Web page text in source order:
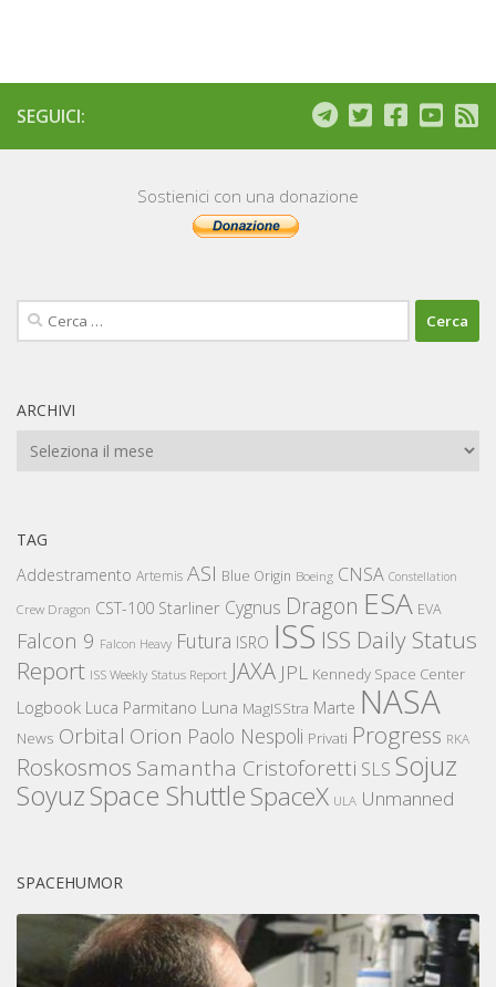
SEGUICI:
Sostienici con una donazione
Ricerca
per:
ARCHIVI
Archivi
TAG
Addestramento Artemis ASI Blue Origin Boeing CNSA Constellation
Crew Dragon CST-100 Starliner Cygnus Dragon ESA EVA
Falcon 9 Falcon Heavy Futura ISRO ISS ISS Daily Status
Report ISS Weekly Status Report JAXA JPL Kennedy Space Center
Logbook Luca Parmitano Luna MagISStra Marte NASA
News Orbital Orion Paolo Nespoli Privati Progress RKA
Roskosmos Samantha Cristoforetti SLS Sojuz
SoyuzSpace ShuttleSpaceX ULA Unmanned
SPACEHUMOR